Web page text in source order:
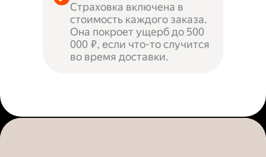
Страховка включена в
стоимость каждого заказа.
Она покроет ущерб до 500
000 ₽, если что-то случится
во время доставки.